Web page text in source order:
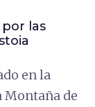
las
en la
Montaña de